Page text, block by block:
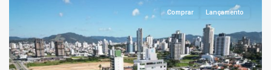
Comprar Lançamento